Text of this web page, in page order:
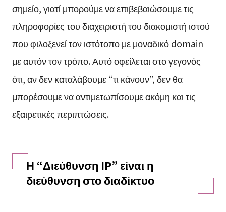
σημείο, γιατί μπορούμε να επιβεβαιώσουμε τις
πληροφορίες του διαχειριστή του διακομιστή ιστού
που φιλοξενεί τον ιστότοπο με μοναδικό domain
με αυτόν τον τρόπο. Αυτό οφείλεται στο γεγονός
ότι, αν δεν καταλάβουμε “τι κάνουν”, δεν θα
μπορέσουμε να αντιμετωπίσουμε ακόμη και τις
εξαιρετικές περιπτώσεις.
Η “Διεύθυνση IP” είναι η
διεύθυνση στο διαδίκτυο